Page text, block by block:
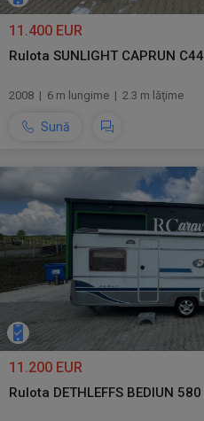
11.400 EUR
Rulota SUNLIGHT CAPRUN C44
2008 | 6 m lungime | 2.3 m lăţime
Sună
11.200 EUR
Rulota DETHLEFFS BEDIUN 580